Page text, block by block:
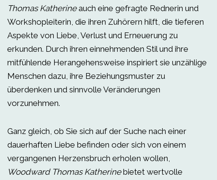
Thomas Katherineauch eine gefragte Rednerin und
Workshopleiterin, die ihren Zuhörern hilft, die tieferen
Aspekte von Liebe, Verlust und Erneuerung zu
erkunden. Durch ihren einnehmenden Stil und ihre
mitfühlende Herangehensweise inspiriert sie unzählige
Menschen dazu, ihre Beziehungsmuster zu
überdenken und sinnvolle Veränderungen
vorzunehmen.
Ganz gleich, ob Sie sich auf der Suche nach einer
dauerhaften Liebe befinden oder sich von einem
vergangenen Herzensbruch erholen wollen,
Woodward Thomas Katherinebietet wertvolle